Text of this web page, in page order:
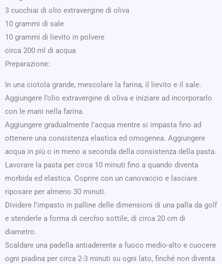
3 cucchiai di olio extravergine di oliva
10 grammi di sale
10 grammi di lievito in polvere
circa 200 ml di acqua
Preparazione:
In una ciotola grande, mescolare la farina, il lievito e il sale.
Aggiungere l’olio extravergine di oliva e iniziare ad incorporarlo
con le mani nella farina.
Aggiungere gradualmente l’acqua mentre si impasta fino ad
ottenere una consistenza elastica ed omogenea. Aggiungere
acqua in più o in meno a seconda della consistenza della pasta.
Lavorare la pasta per circa 10 minuti fino a quando diventa
morbida ed elastica. Coprire con un canovaccio e lasciare
riposare per almeno 30 minuti.
Dividere l’impasto in palline delle dimensioni di una palla da golf
e stenderle a forma di cerchio sottile, di circa 20 cm di
diametro.
Scaldare una padella antiaderente a fuoco medio-alto e cuocere
ogni piadina per circa 2-3 minuti su ogni lato, finché non diventa